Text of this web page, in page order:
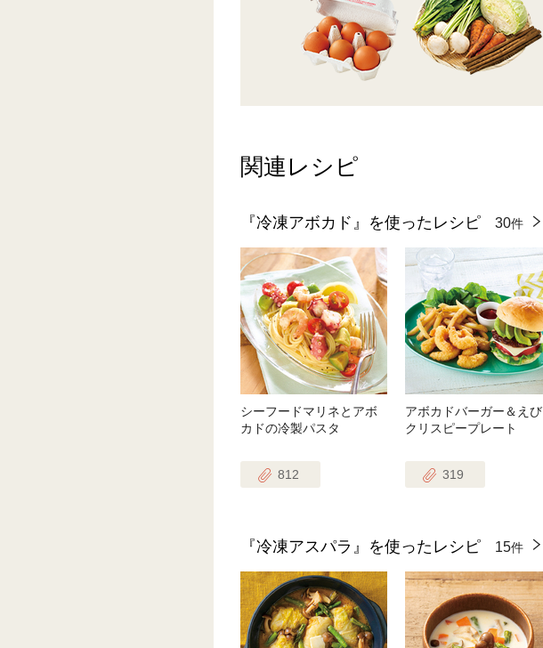
関連レシピ
『冷凍アボカド』を使ったレシピ 30件
シーフードマリネとアボ
カドの冷製パスタ
812
アボカドバーガー＆えび
クリスピープレート
319
『冷凍アスパラ』を使ったレシピ 15件